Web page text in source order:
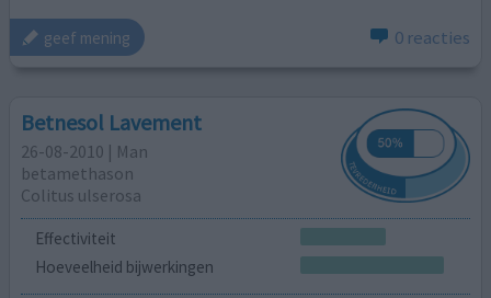
geef mening 0 reacties
Betnesol Lavement
26-08-2010 | Man
betamethason
Colitus ulserosa
Effectiviteit
Hoeveelheid bijwerkingen